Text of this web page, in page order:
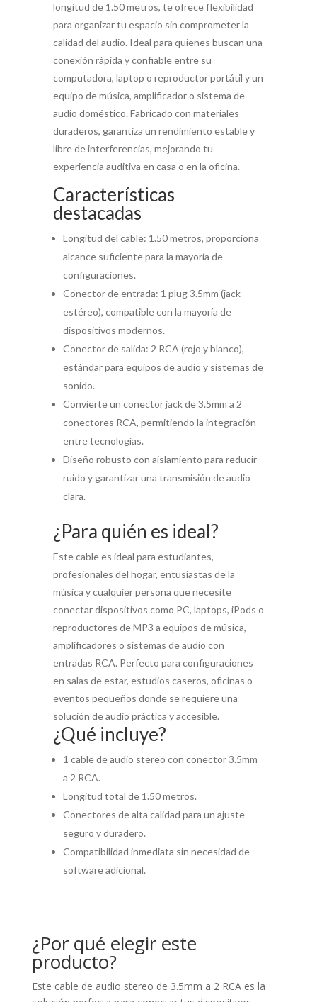
longitud de 1.50 metros, te ofrece flexibilidad
para organizar tu espacio sin comprometer la
calidad del audio. Ideal para quienes buscan una
conexión rápida y confiable entre su
computadora, laptop o reproductor portátil y un
equipo de música, amplificador o sistema de
audio doméstico. Fabricado con materiales
duraderos, garantiza un rendimiento estable y
libre de interferencias, mejorando tu
experiencia auditiva en casa o en la oficina.
Características
destacadas
Longitud del cable: 1.50 metros, proporciona
alcance suficiente para la mayoría de
configuraciones.
Conector de entrada: 1 plug 3.5mm (jack
estéreo), compatible con la mayoría de
dispositivos modernos.
Conector de salida: 2 RCA (rojo y blanco),
estándar para equipos de audio y sistemas de
sonido.
Convierte un conector jack de 3.5mm a 2
conectores RCA, permitiendo la integración
entre tecnologías.
Diseño robusto con aislamiento para reducir
ruido y garantizar una transmisión de audio
clara.
¿Para quién es ideal?
Este cable es ideal para estudiantes,
profesionales del hogar, entusiastas de la
música y cualquier persona que necesite
conectar dispositivos como PC, laptops, iPods o
reproductores de MP3 a equipos de música,
amplificadores o sistemas de audio con
entradas RCA. Perfecto para configuraciones
en salas de estar, estudios caseros, oficinas o
eventos pequeños donde se requiere una
solución de audio práctica y accesible.
¿Qué incluye?
1 cable de audio stereo con conector 3.5mm
a 2 RCA.
Longitud total de 1.50 metros.
Conectores de alta calidad para un ajuste
seguro y duradero.
Compatibilidad inmediata sin necesidad de
software adicional.
¿Por qué elegir este
producto?
Este cable de audio stereo de 3.5mm a 2 RCA es la